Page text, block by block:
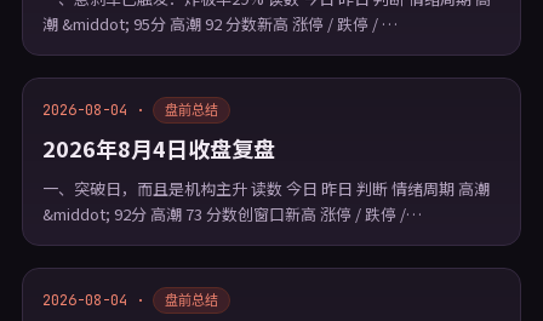
潮 &middot; 95分 高潮 92 分数新高 涨停 / 跌停 / …
2026-08-04 · 盘前总结
2026年8月4日收盘复盘
一、突破日，而且是机构主升 读数 今日 昨日 判断 情绪周期 高潮
&middot; 92分 高潮 73 分数创窗口新高 涨停 / 跌停 /…
2026-08-04 · 盘前总结